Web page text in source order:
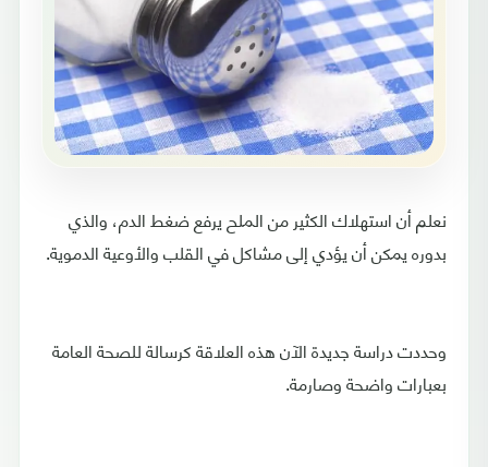
نعلم أن استهلاك الكثير من الملح يرفع ضغط الدم، والذي
بدوره يمكن أن يؤدي إلى مشاكل في القلب والأوعية الدموية.
وحددت دراسة جديدة الآن هذه العلاقة كرسالة للصحة العامة
بعبارات واضحة وصارمة.